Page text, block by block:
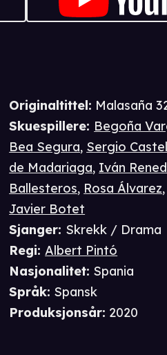
Originaltittel: Malasaña
Skuespillere: Begoña
Bea Segura, Sergio
de Madariaga, Iván
Ballesteros, Rosa Álvarez
Javier Botet
Sjanger: Skrekk / Drama
Regi:Albert Pintó
Nasjonalitet: Spania
Språk: Spansk
Produksjonsår: 2020